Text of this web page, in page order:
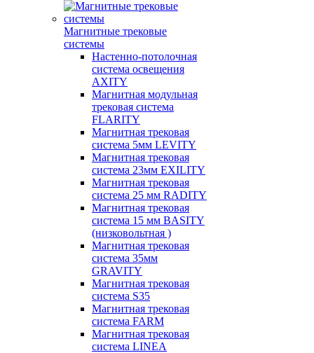
Магнитные трековые
системы
Настенно-потолочная
система освещения
AXITY
Магнитная модульная
трековая система
FLARITY
Магнитная трековая
система 5мм LEVITY
Магнитная трековая
система 23мм EXILITY
Магнитная трековая
система 25 мм RADITY
Магнитная трековая
система 15 мм BASITY
(низковольтная )
Магнитная трековая
система 35мм
GRAVITY
Магнитная трековая
система S35
Магнитная трековая
система FARM
Магнитная трековая
система LINEA